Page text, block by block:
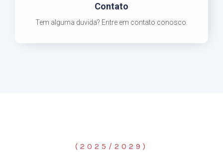
Contato
Tem alguma duvida? Entre em contato conosco.
(2025/2029)